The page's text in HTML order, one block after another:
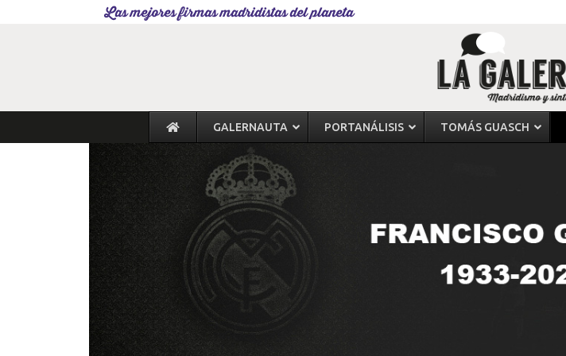
Las mejores firmas madridistas del planeta
GALERNAUTA PORTANÁLISIS TOMÁS GUASCH